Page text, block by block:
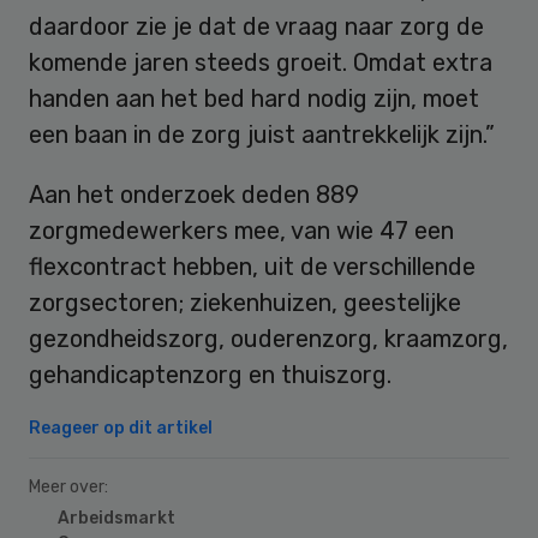
daardoor zie je dat de vraag naar zorg de
komende jaren steeds groeit. Omdat extra
handen aan het bed hard nodig zijn, moet
een baan in de zorg juist aantrekkelijk zijn.”
Aan het onderzoek deden 889
zorgmedewerkers mee, van wie 47 een
flexcontract hebben, uit de verschillende
zorgsectoren; ziekenhuizen, geestelijke
gezondheidszorg, ouderenzorg, kraamzorg,
gehandicaptenzorg en thuiszorg.
Reageer op dit artikel
Meer over:
Arbeidsmarkt